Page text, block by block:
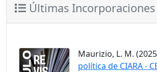
Últimas Incorporaciones
Maurizio, L. M.
política de CIARA -